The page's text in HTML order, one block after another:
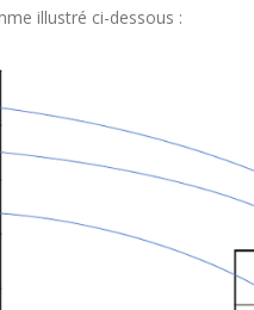
illustré ci-dessous :